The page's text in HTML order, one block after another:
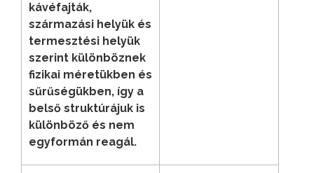
kávéfajták,
származási helyük és
termesztési helyük
szerint különböznek
fizikai méretükben és
sűrűségükben, így a
belső struktúrájuk is
különböző és nem
egyformán reagál.